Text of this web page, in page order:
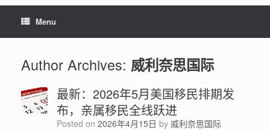
Menu
Author Archives: 威利奈思国际
最新：2026年5月美国移民排期发
布，亲属移民全线跃进
Posted on 2026年4月15日 by 威利奈思国际